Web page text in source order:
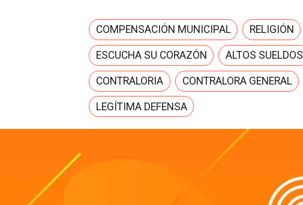
COMPENSACIÓN MUNICIPAL RELIGIÓN
ESCUCHA SU CORAZÓN ALTOS SUELDOS
CONTRALORIA CONTRALORA GENERAL
LEGÍTIMA DEFENSA